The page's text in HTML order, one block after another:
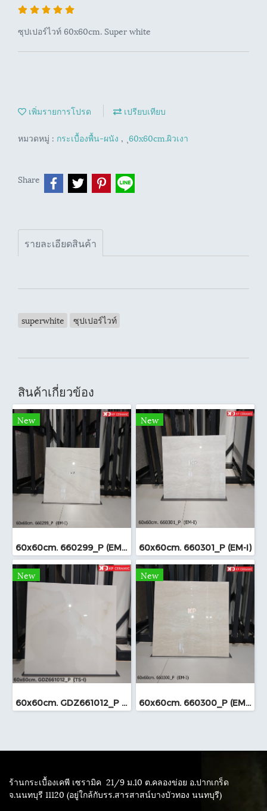
ซุปเปอร์ไวท์ 60x60cm. Super white
เพิ่มรายการโปรด เปรียบเทียบ
หมวดหมู่ : กระเบื้องพื้น-ผนัง , ุ60x60cm.ผิวเงา
Share
รายละเอียดสินค้า
superwhite ซุปเปอร์ไวท์
สินค้าเกี่ยวข้อง
New
60x60cm. 660299_P (EM-I)
New
60x60cm. 660301_P (EM-I)
New
60x60cm. GDZ661012_P (TS-I)
New
60x60cm. 660300_P (EM-I)
ร้านกระเบื้องเคพี เซรามิค 21/9 ม.10 ต.คลองข่อย อ.ปากเกร็ด
จ.นนทบุรี 11120 (อยู่ใกล้กับรร.สารสาสน์บางบัวทอง นนทบุรี)